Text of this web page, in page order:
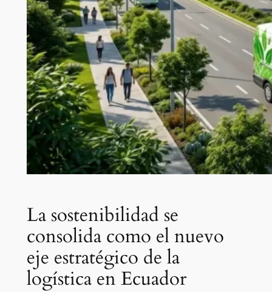
La sostenibilidad se
consolida como el nuevo
eje estratégico de la
logística en Ecuador